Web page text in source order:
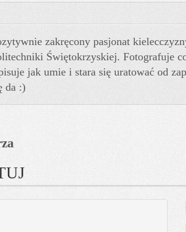
zakręcony pasjonat
Świętokrzyskiej. Fotografuje
jak umie i stara się uratować od
da :)